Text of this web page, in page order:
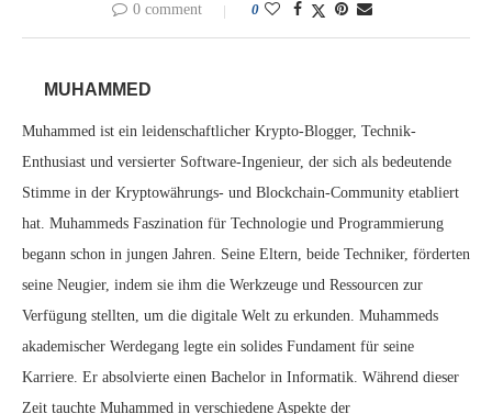
0 comment 0
MUHAMMED
Muhammed ist ein leidenschaftlicher Krypto-Blogger, Technik-
Enthusiast und versierter Software-Ingenieur, der sich als bedeutende
Stimme in der Kryptowährungs- und Blockchain-Community etabliert
hat. Muhammeds Faszination für Technologie und Programmierung
begann schon in jungen Jahren. Seine Eltern, beide Techniker, förderten
seine Neugier, indem sie ihm die Werkzeuge und Ressourcen zur
Verfügung stellten, um die digitale Welt zu erkunden. Muhammeds
akademischer Werdegang legte ein solides Fundament für seine
Karriere. Er absolvierte einen Bachelor in Informatik. Während dieser
Zeit tauchte Muhammed in verschiedene Aspekte der